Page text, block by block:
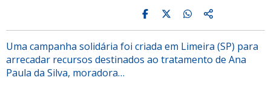
Uma campanha solidária foi criada em Limeira (SP) para
arrecadar recursos destinados ao tratamento de Ana
Paula da Silva, moradora…